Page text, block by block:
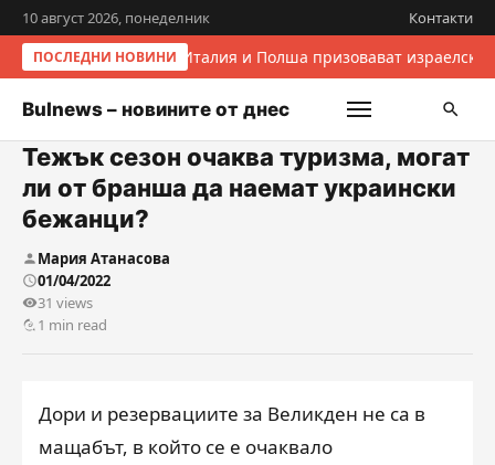
10 август 2026, понеделник Контакти
ПОСЛЕДНИ НОВИНИ Италия и Полша призовават
Bulnews – новините от днес
Тежък сезон очаква туризма, могат
ли от бранша да наемат украински
бежанци?
Мария Атанасова
01/04/2022
31 views
1 min read
Дори и резервациите за Великден не са в
мащабът, в който се е очаквало